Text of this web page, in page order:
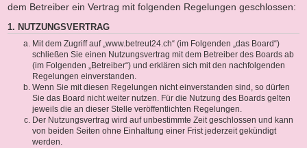
dem Betreiber ein Vertrag mit folgenden Regelungen geschlossen:
1. NUTZUNGSVERTRAG
Mit dem Zugriff auf „www.betreut24.ch“ (im Folgenden „das Board“)
schließen Sie einen Nutzungsvertrag mit dem Betreiber des Boards ab
(im Folgenden „Betreiber“) und erklären sich mit den nachfolgenden
Regelungen einverstanden.
Wenn Sie mit diesen Regelungen nicht einverstanden sind, so dürfen
Sie das Board nicht weiter nutzen. Für die Nutzung des Boards gelten
jeweils die an dieser Stelle veröffentlichten Regelungen.
Der Nutzungsvertrag wird auf unbestimmte Zeit geschlossen und kann
von beiden Seiten ohne Einhaltung einer Frist jederzeit gekündigt
werden.